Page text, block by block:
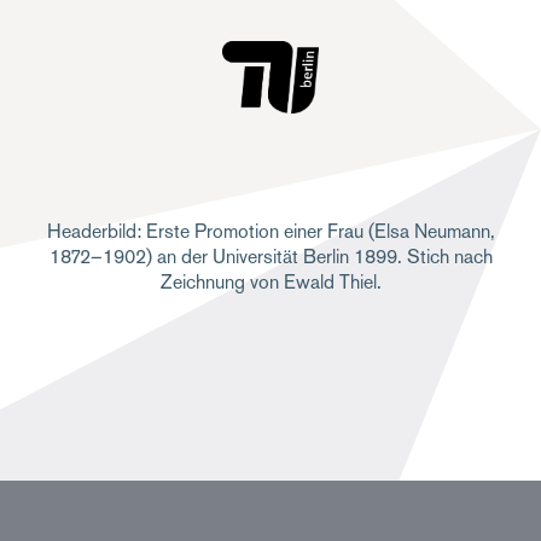
Headerbild: Erste Promotion einer Frau (Elsa Neumann,
1872–1902) an der Universität Berlin 1899. Stich nach
Zeichnung von Ewald Thiel.